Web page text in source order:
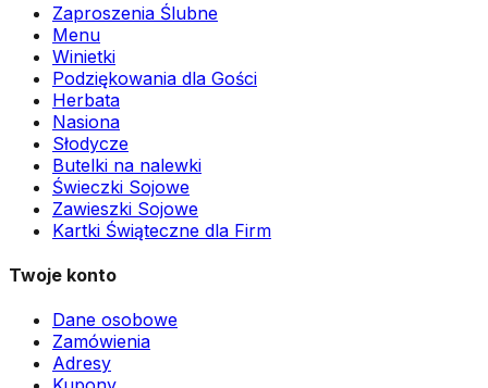
Zaproszenia Ślubne
Menu
Winietki
Podziękowania dla Gości
Herbata
Nasiona
Słodycze
Butelki na nalewki
Świeczki Sojowe
Zawieszki Sojowe
Kartki Świąteczne dla Firm
Twoje konto
Dane osobowe
Zamówienia
Adresy